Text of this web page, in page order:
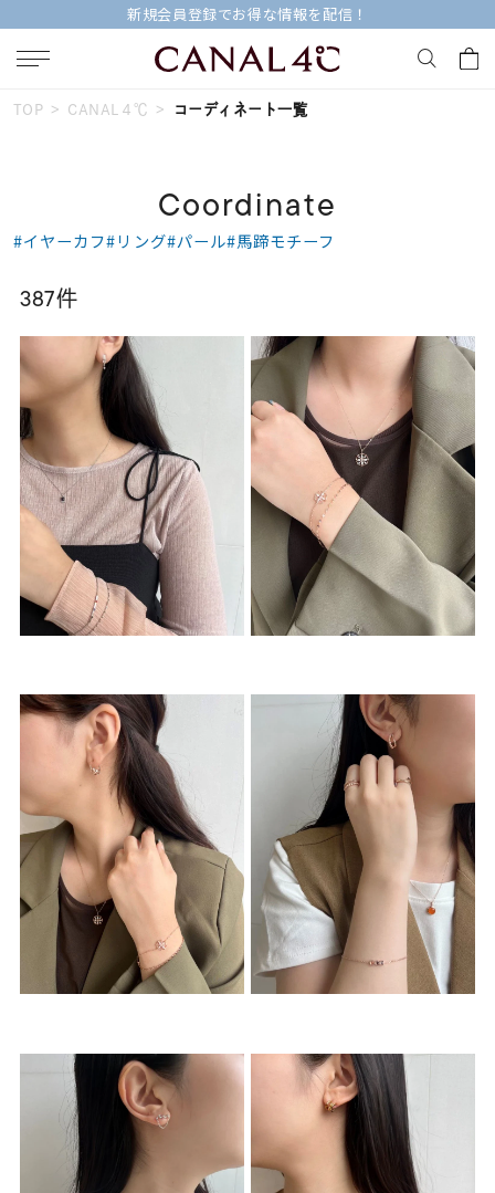
新規会員登録でお得な情報を配信！
キーワードで検索する
人気検索キーワード
#ダイヤモンド ネックレス
ブランド Canal４℃
カテゴリー すべてのジュエリー
素材
カラー
モチーフ
石の色
ファッションテイス
ト
着用シーン
コレクション
レディース
リングサイズ
TOP CANAL４℃ コーディネート一覧
Coordinate
#イヤーカフ#リング#パール#馬蹄モチーフ
387件